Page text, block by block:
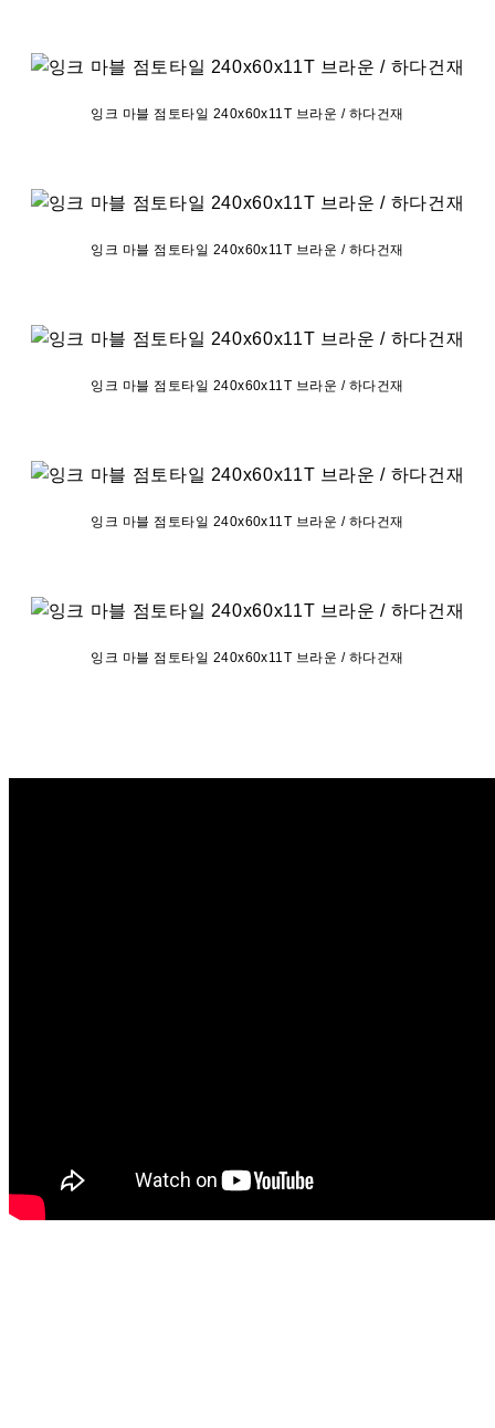
잉크 마블 점토타일 240x60x11T 브라운 / 하다건재
잉크 마블 점토타일 240x60x11T 브라운 / 하다건재
잉크 마블 점토타일 240x60x11T 브라운 / 하다건재
잉크 마블 점토타일 240x60x11T 브라운 / 하다건재
잉크 마블 점토타일 240x60x11T 브라운 / 하다건재